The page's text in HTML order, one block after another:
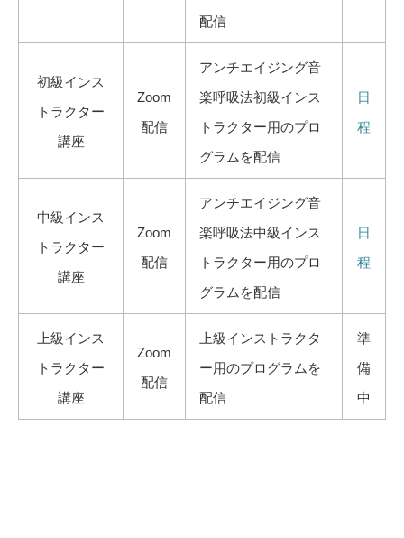
配信
初級インス
トラクター
講座
Zoom
配信
アンチエイジング音
楽呼吸法初級インス
トラクター用のプロ
グラムを配信
日
程
中級インス
トラクター
講座
Zoom
配信
アンチエイジング音
楽呼吸法中級インス
トラクター用のプロ
グラムを配信
日
程
上級インス
トラクター
講座
Zoom
配信
上級インストラクタ
ー用のプログラムを
配信
準
備
中